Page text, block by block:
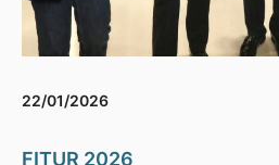
22/01/2026
FITUR 2026